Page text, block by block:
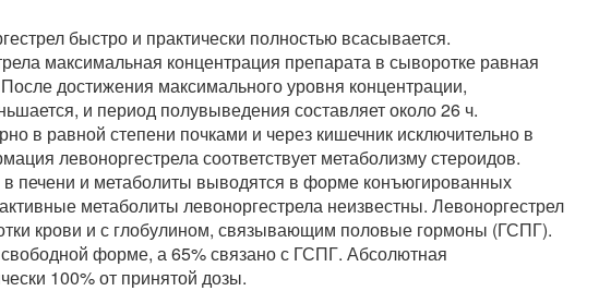
быстро и практически полностью всасывается.
максимальная концентрация препарата в сыворотке равная
достижения максимального уровня концентрации,
и период полувыведения составляет около 26 ч.
в равной степени почками и через кишечник исключительно в
левоноргестрела соответствует метаболизму стероидов.
в печени и метаболиты выводятся в форме конъюгированных
метаболиты левоноргестрела неизвестны. Левоноргестрел
крови и с глобулином, связывающим половые гормоны (ГСПГ).
форме, а 65% связано с ГСПГ. Абсолютная
100% от принятой дозы.